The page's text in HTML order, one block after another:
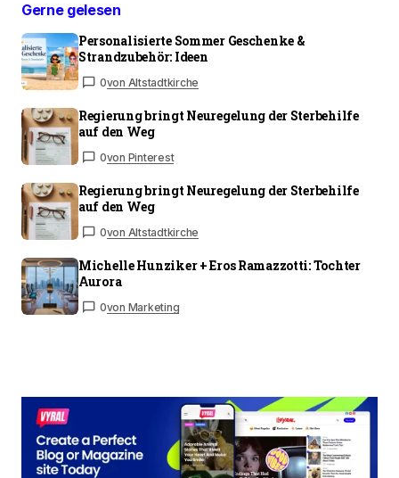
Gerne gelesen
Personalisierte Sommer Geschenke &
Strandzubehör: Ideen
0von Altstadtkirche
Regierung bringt Neuregelung der Sterbehilfe
auf den Weg
0von Pinterest
Regierung bringt Neuregelung der Sterbehilfe
auf den Weg
0von Altstadtkirche
Michelle Hunziker + Eros Ramazzotti: Tochter
Aurora
0von Marketing